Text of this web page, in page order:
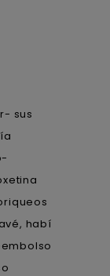
sus
habí